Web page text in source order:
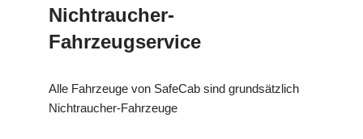
Nichtraucher-
Fahrzeugservice
Alle Fahrzeuge von SafeCab sind grundsätzlich
Nichtraucher-Fahrzeuge